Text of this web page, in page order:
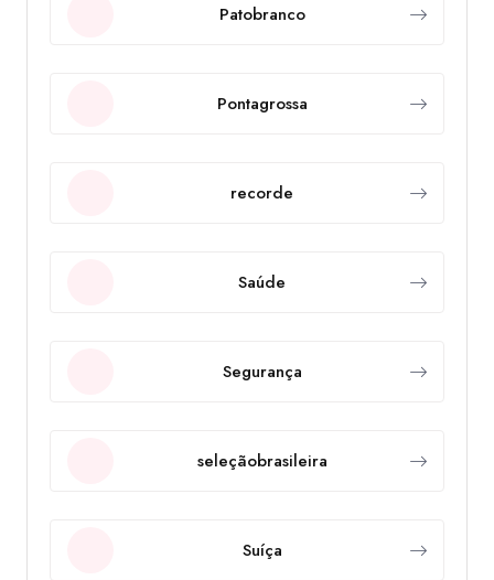
Patobranco
Pontagrossa
recorde
Saúde
Segurança
seleçãobrasileira
Suíça